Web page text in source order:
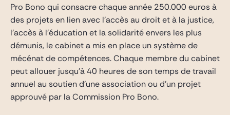
Pro Bono qui consacre chaque année 250.000 euros à
des projets en lien avec l’accès au droit et à la justice,
l’accès à l’éducation et la solidarité envers les plus
démunis, le cabinet a mis en place un système de
mécénat de compétences. Chaque membre du cabinet
peut allouer jusqu’à 40 heures de son temps de travail
annuel au soutien d’une association ou d’un projet
approuvé par la Commission Pro Bono.